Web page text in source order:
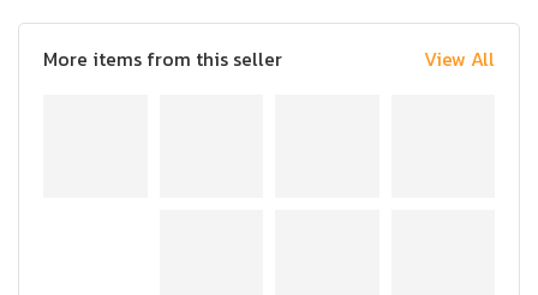
More items from this seller View All